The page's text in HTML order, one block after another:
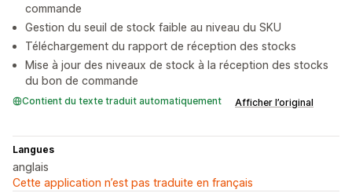
commande
Gestion du seuil de stock faible au niveau du SKU
Téléchargement du rapport de réception des stocks
Mise à jour des niveaux de stock à la réception des stocks
du bon de commande
Contient du texte traduit automatiquement Afficher l’original
Langues
anglais
Cette application n’est pas traduite en français